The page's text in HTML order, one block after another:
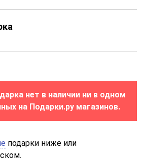
нет в наличии ни в одном
на Подарки.ру магазинов.
подарки ниже или